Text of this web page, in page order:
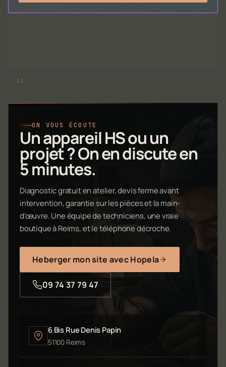
ON VOUS ÉCOUTE
Un appareil HS ou un
projet ? On en discute en
5 minutes.
Diagnostic gratuit en atelier, devis ferme avant
intervention, garantie sur les pièces et la main-
d'œuvre. Une équipe de techniciens, une vraie
boutique à Reims, et le téléphone décroche.
Heberger mon site avec Hopela
09 74 37 79 47
6 Bis Rue Denis Papin
51100 Reims